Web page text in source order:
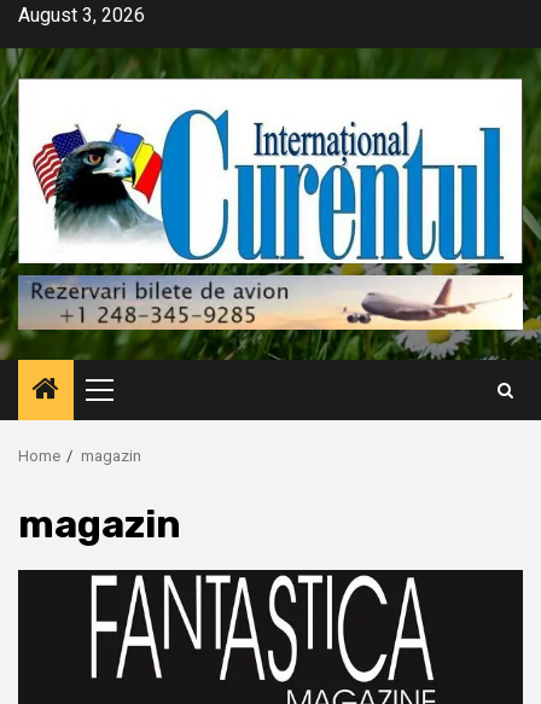
Skip
content
August 3, 2026
Primary
Menu
Home magazin
magazin